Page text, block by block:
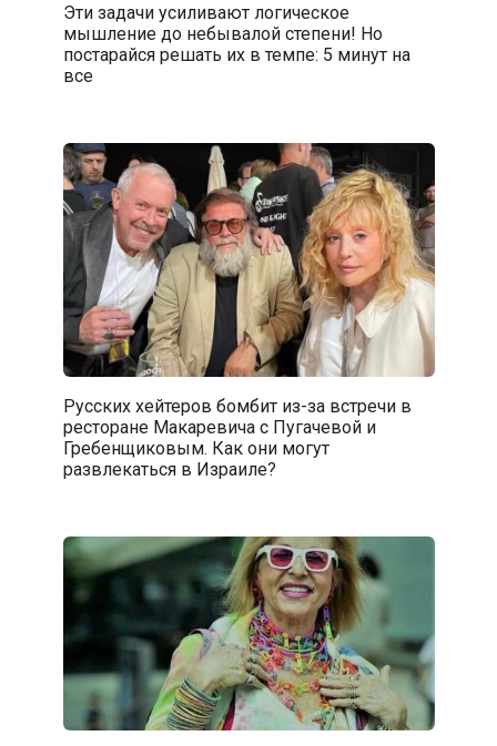
Эти задачи усиливают логическое
мышление до небывалой степени! Но
постарайся решать их в темпе: 5 минут на
все
Русских хейтеров бомбит из-за встречи в
ресторане Макаревича с Пугачевой и
Гребенщиковым. Как они могут
развлекаться в Израиле?